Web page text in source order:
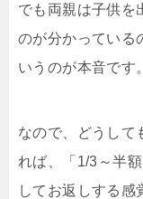
でも両親は子供を
のが分かっている
いうのが本音です。
なので、どうして
れば、「1/3～半
してお返しする感